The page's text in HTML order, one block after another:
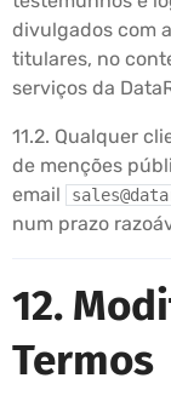
divulgados com
titulares, no
serviços da
11.2. Qualquer
de menções
email
num prazo
12.
Termos